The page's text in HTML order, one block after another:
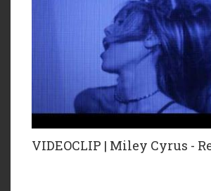
VIDEOCLIP | Miley Cyrus -